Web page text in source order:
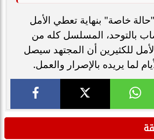
خاصة" بنهاية تعطي الأمل
بالتوحد، المسلسل كله من
للكثيرين أن المجتهد سيصل
لما يريده بالإصرار والعمل.